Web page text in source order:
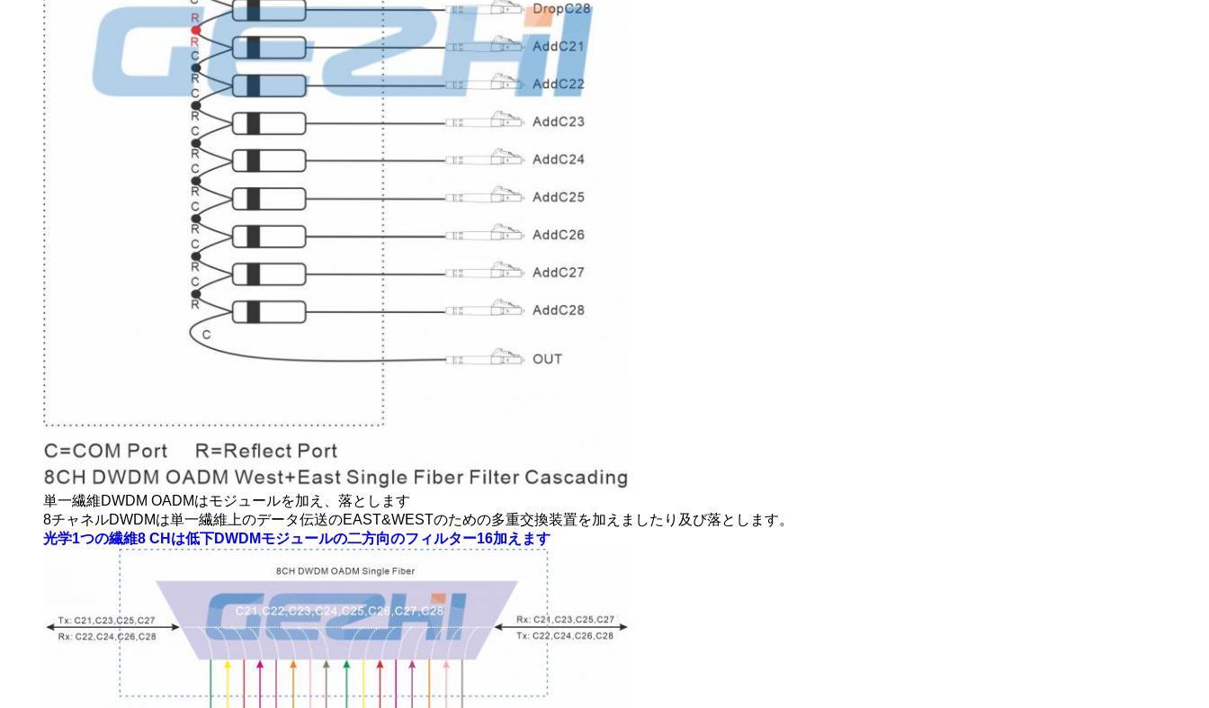
単一繊維DWDM OADMはモジュールを加え、落とします
8チャネルDWDMは単一繊維上のデータ伝送のEAST&WESTのための多重交換装置を加えましたり及び落とします。
光学1つの繊維8 CHは低下DWDMモジュールの二方向のフィルター16加えます